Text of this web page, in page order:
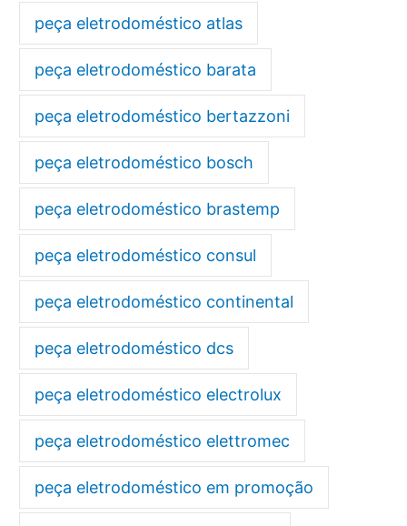
peça eletrodoméstico atlas
peça eletrodoméstico barata
peça eletrodoméstico bertazzoni
peça eletrodoméstico bosch
peça eletrodoméstico brastemp
peça eletrodoméstico consul
peça eletrodoméstico continental
peça eletrodoméstico dcs
peça eletrodoméstico electrolux
peça eletrodoméstico elettromec
peça eletrodoméstico em promoção